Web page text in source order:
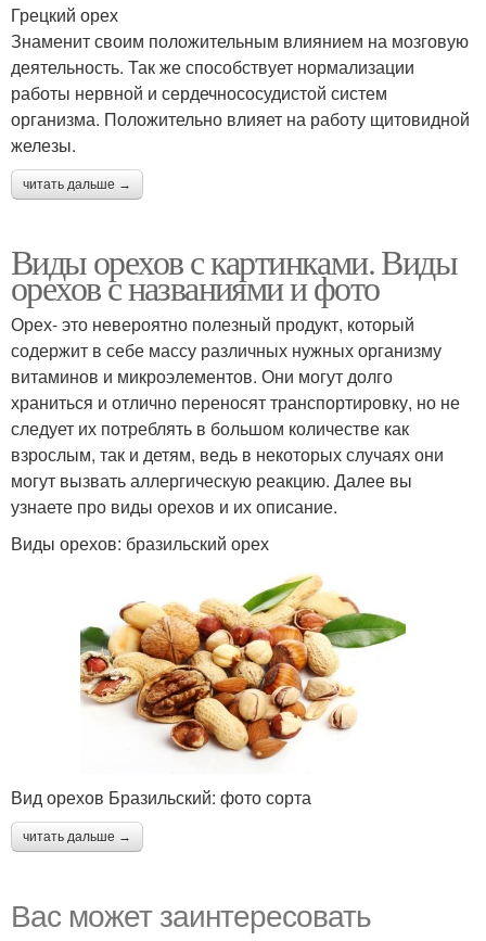
Грецкий орех
Знаменит своим положительным влиянием на мозговую
деятельность. Так же способствует нормализации
работы нервной и сердечнососудистой систем
организма. Положительно влияет на работу щитовидной
железы.
читать дальше →
Виды орехов с картинками. Виды
орехов с названиями и фото
Орех- это невероятно полезный продукт, который
содержит в себе массу различных нужных организму
витаминов и микроэлементов. Они могут долго
храниться и отлично переносят транспортировку, но не
следует их потреблять в большом количестве как
взрослым, так и детям, ведь в некоторых случаях они
могут вызвать аллергическую реакцию. Далее вы
узнаете про виды орехов и их описание.
Виды орехов: бразильский орех
Вид орехов Бразильский: фото сорта
читать дальше →
Вас может заинтересовать